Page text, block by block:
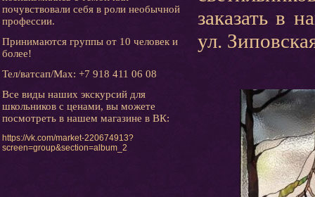
почувствовали себя в роли необычной
профессии.
Принимаются группы от 10 человек и
более!
Тел/ватсап/Мах: +7 918 411 06 08
Все виды наших экскурсий для
школьников с ценами, вы можете
посмотреть в нашем магазине в ВК:
https://vk.com/market-220674913?
screen=group&section=album_2
заказать в
ул.